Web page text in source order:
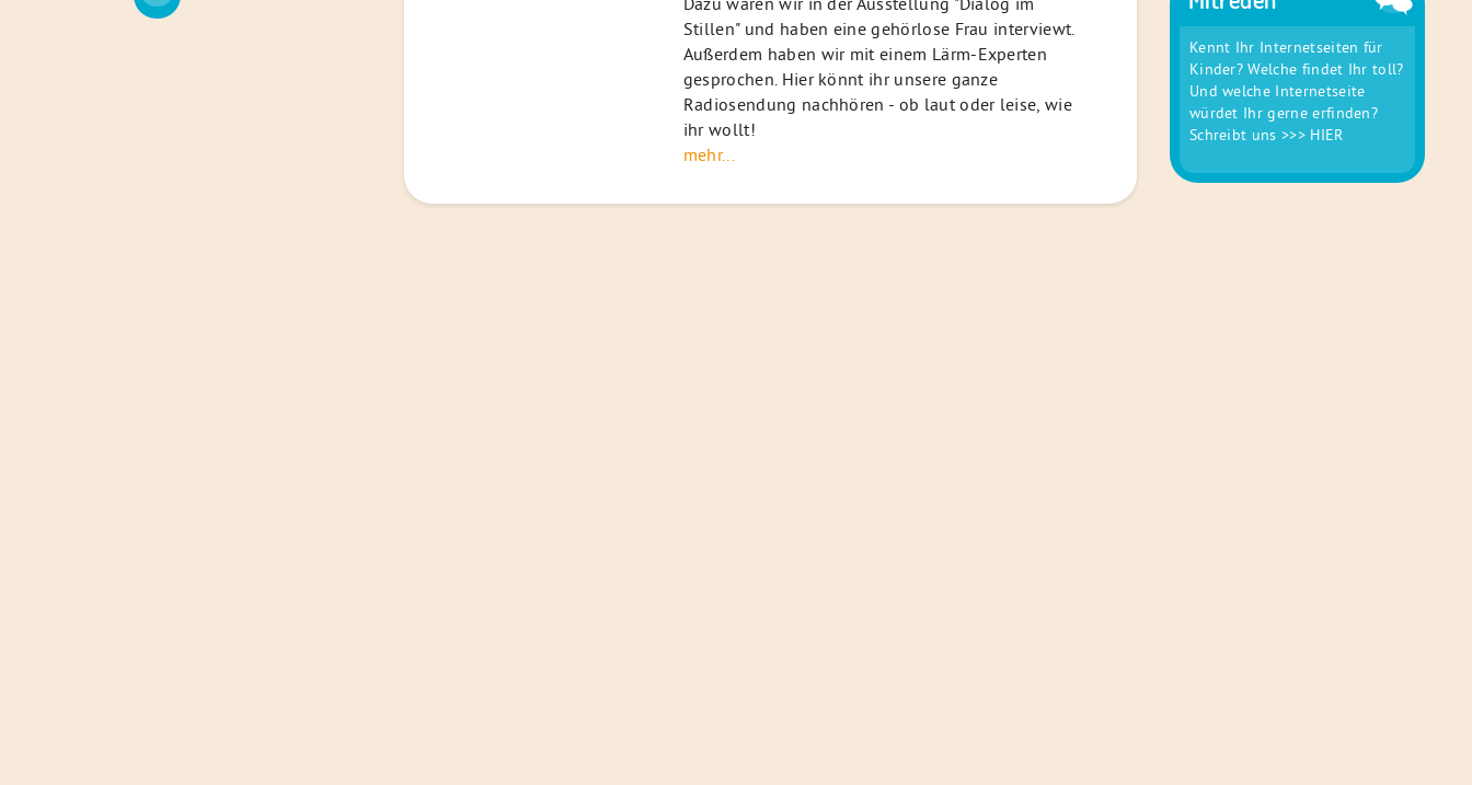
Stillen" und haben eine gehörlose Frau interviewt.
Außerdem haben wir mit einem Lärm-Experten
gesprochen. Hier könnt ihr unsere ganze
Radiosendung nachhören - ob laut oder leise, wie
ihr wollt!
mehr...
Kennt Ihr Internetseiten für
Kinder? Welche findet Ihr toll?
Und welche Internetseite
würdet Ihr gerne erfinden?
Schreibt uns>>> HIER